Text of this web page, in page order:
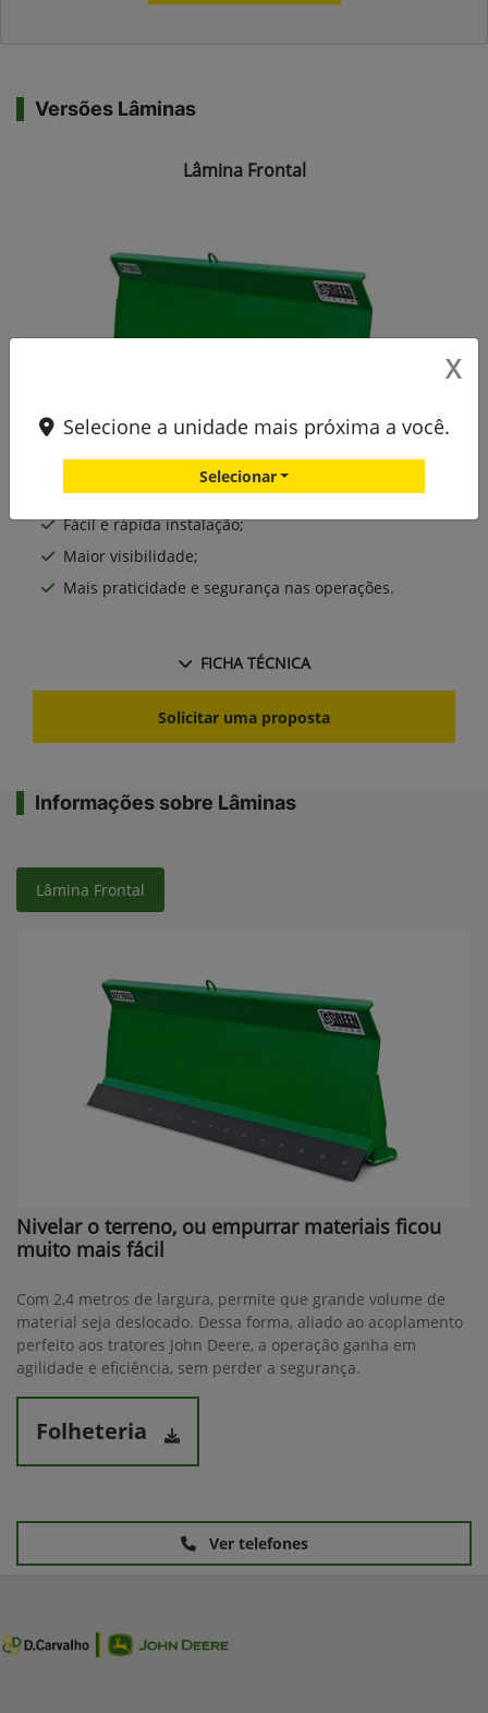
Versões Lâminas
Lâmina Frontal
Durabilidade superior;
Fácil e rápida instalação;
Maior visibilidade;
Mais praticidade e segurança nas operações.
FICHA TÉCNICA
Solicitar uma proposta
Informações sobre Lâminas
Lâmina Frontal
Nivelar o terreno, ou empurrar materiais ficou
muito mais fácil
Com 2,4 metros de largura, permite que grande volume de
material seja deslocado. Dessa forma, aliado ao acoplamento
perfeito aos tratores John Deere, a operação ganha em
agilidade e eficiência, sem perder a segurança.
Folheteria
Ver telefones
X
Selecione a unidade mais próxima a você.
Selecionar